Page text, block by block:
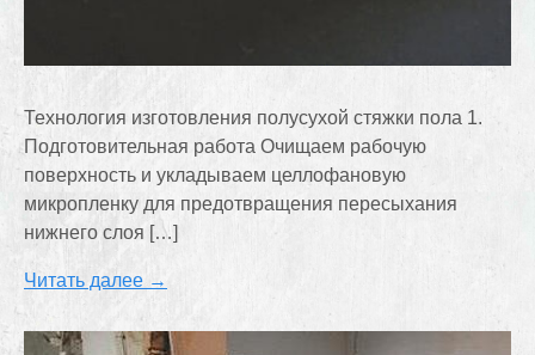
Технология изготовления полусухой стяжки пола 1.
Подготовительная работа Очищаем рабочую
поверхность и укладываем целлофановую
микропленку для предотвращения пересыхания
нижнего слоя […]
Читать далее →